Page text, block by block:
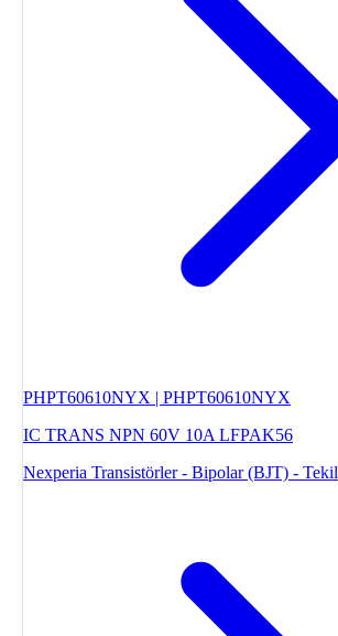
PHPT60610NYX | PHPT60610NYX
IC TRANS NPN 60V 10A LFPAK56
Nexperia Transistörler - Bipolar (BJT) - Tekil